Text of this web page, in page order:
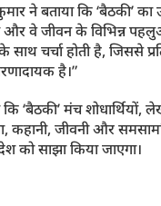
ने बताया कि ‘बैठकी’
वे जीवन के विभिन्न
चर्चा होती है, जिससे
है।”
‘बैठकी’ मंच शोधार्थियों,
कहानी, जीवनी और
को साझा किया जाएगा।